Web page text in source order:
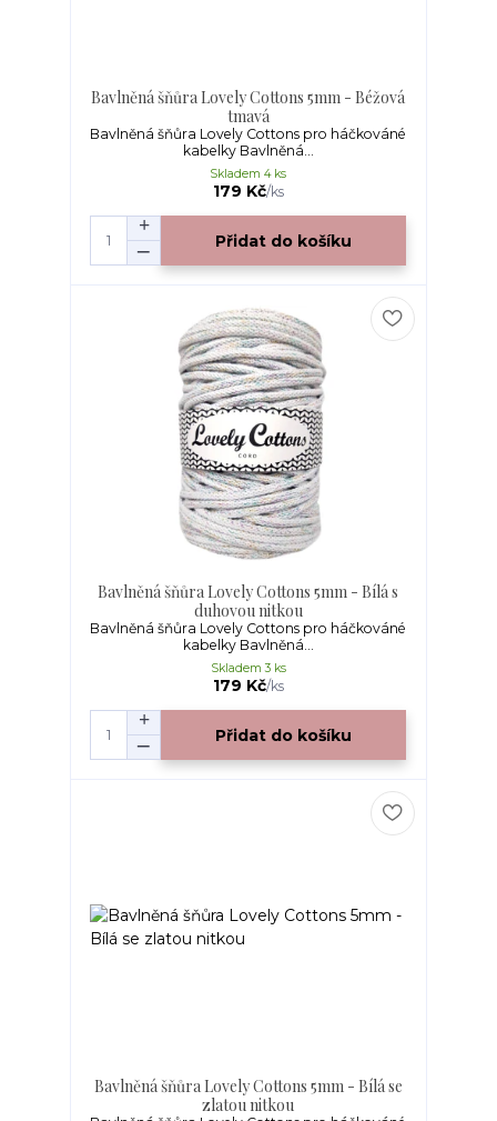
Bavlněná šňůra Lovely Cottons 5mm - Béžová
tmavá
Bavlněná šňůra Lovely Cottons pro háčkováné
kabelky Bavlněná...
179 Kč/ks
Skladem 4 ks
Přidat do košíku
Bavlněná šňůra Lovely Cottons 5mm - Bílá s
duhovou nitkou
Bavlněná šňůra Lovely Cottons pro háčkováné
kabelky Bavlněná...
179 Kč/ks
Skladem 3 ks
Přidat do košíku
Bavlněná šňůra Lovely Cottons 5mm - Bílá se
zlatou nitkou